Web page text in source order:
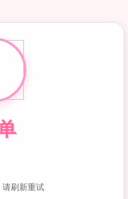
刷新重试